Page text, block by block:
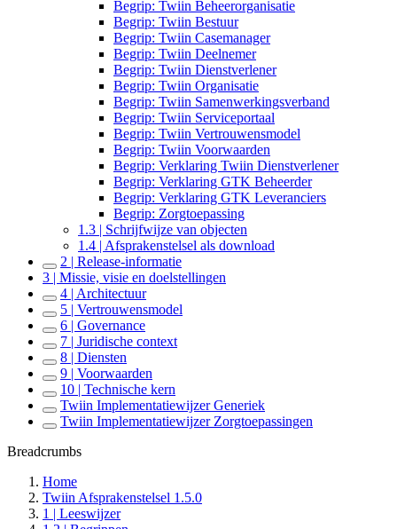
Begrip: Twiin Beheerorganisatie
Begrip: Twiin Bestuur
Begrip: Twiin Casemanager
Begrip: Twiin Deelnemer
Begrip: Twiin Dienstverlener
Begrip: Twiin Organisatie
Begrip: Twiin Samenwerkingsverband
Begrip: Twiin Serviceportaal
Begrip: Twiin Vertrouwensmodel
Begrip: Twiin Voorwaarden
Begrip: Verklaring Twiin Dienstverlener
Begrip: Verklaring GTK Beheerder
Begrip: Verklaring GTK Leveranciers
Begrip: Zorgtoepassing
1.3 | Schrijfwijze van objecten
1.4 | Afsprakenstelsel als download
2 | Release-informatie
3 | Missie, visie en doelstellingen
4 | Architectuur
5 | Vertrouwensmodel
6 | Governance
7 | Juridische context
8 | Diensten
9 | Voorwaarden
10 | Technische kern
Twiin Implementatiewijzer Generiek
Twiin Implementatiewijzer Zorgtoepassingen
Breadcrumbs
Home
Twiin Afsprakenstelsel 1.5.0
1 | Leeswijzer